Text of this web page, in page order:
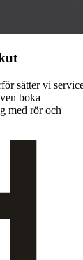
sätter vi
boka
med rör och